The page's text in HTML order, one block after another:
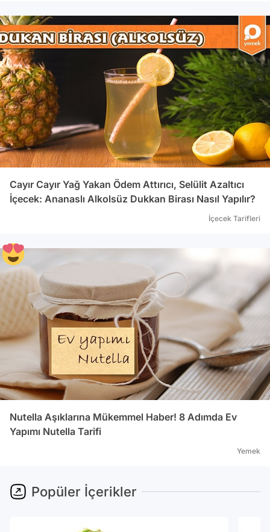
Cayır Cayır Yağ Yakan Ödem Attırıcı, Selülit Azaltıcı
İçecek: Ananaslı Alkolsüz Dukkan Birası Nasıl Yapılır?
İçecek Tarifleri
Nutella Aşıklarına Mükemmel Haber! 8 Adımda Ev
Yapımı Nutella Tarifi
Yemek
Popüler İçerikler